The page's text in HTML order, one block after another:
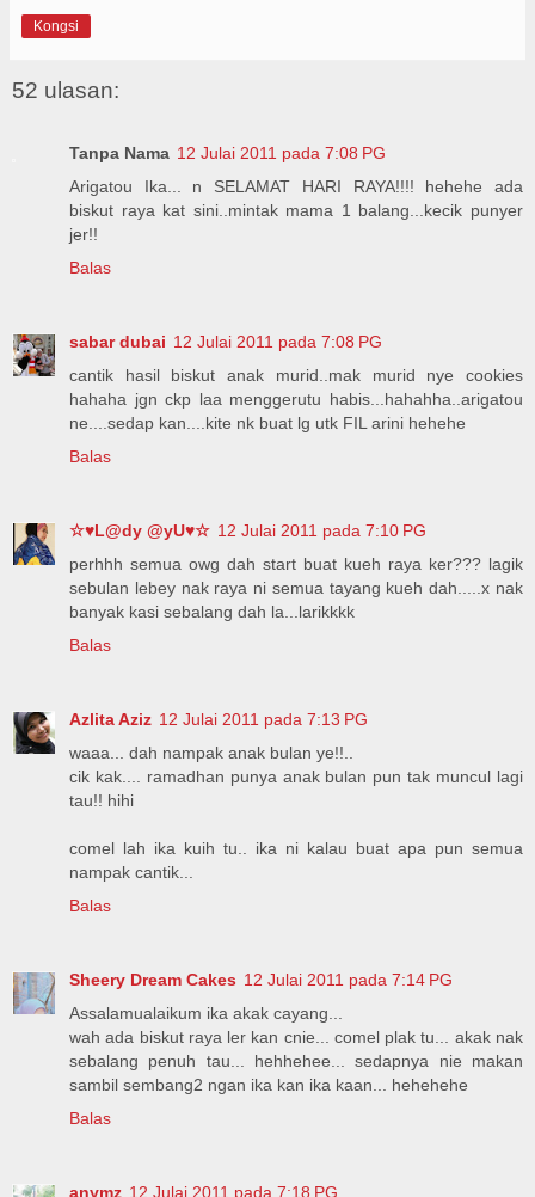
Kongsi
52 ulasan:
Tanpa Nama 12 Julai 2011 pada 7:08 PG
Arigatou Ika... n SELAMAT HARI RAYA!!!! hehehe ada
biskut raya kat sini..mintak mama 1 balang...kecik punyer
jer!!
Balas
sabar dubai 12 Julai 2011 pada 7:08 PG
cantik hasil biskut anak murid..mak murid nye cookies
hahaha jgn ckp laa menggerutu habis...hahahha..arigatou
ne....sedap kan....kite nk buat lg utk FIL arini hehehe
Balas
☆♥L@dy @yU♥☆ 12 Julai 2011 pada 7:10 PG
perhhh semua owg dah start buat kueh raya ker??? lagik
sebulan lebey nak raya ni semua tayang kueh dah.....x nak
banyak kasi sebalang dah la...larikkkk
Balas
Azlita Aziz 12 Julai 2011 pada 7:13 PG
waaa... dah nampak anak bulan ye!!..
cik kak.... ramadhan punya anak bulan pun tak muncul lagi
tau!! hihi
comel lah ika kuih tu.. ika ni kalau buat apa pun semua
nampak cantik...
Balas
Sheery Dream Cakes 12 Julai 2011 pada 7:14 PG
Assalamualaikum ika akak cayang...
wah ada biskut raya ler kan cnie... comel plak tu... akak nak
sebalang penuh tau... hehhehee... sedapnya nie makan
sambil sembang2 ngan ika kan ika kaan... hehehehe
Balas
anymz 12 Julai 2011 pada 7:18 PG